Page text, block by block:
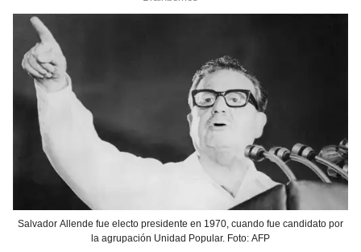
Salvador Allende fue electo presidente en 1970, cuando fue candidato por
la agrupación Unidad Popular. Foto: AFP